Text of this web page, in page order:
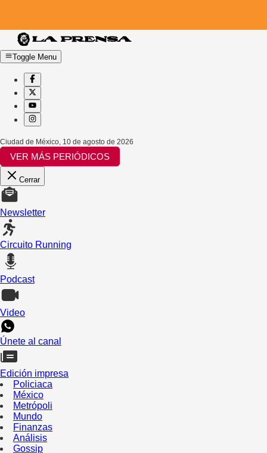
Toggle Menu
Ciudad de México 10 de agosto de 2026
VER MÁS PERIÓDICOS
Cerrar
Newsletter
Circuito Running
Podcast
Video
Únete al canal
Edición impresa
Policiaca
México
Metrópoli
Mundo
Finanzas
Análisis
Gossip